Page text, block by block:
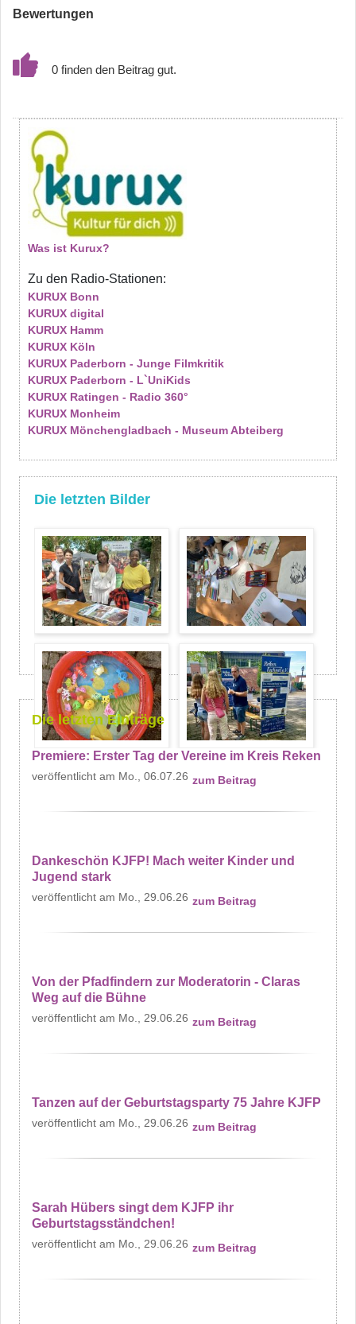
Bewertungen
0
Was ist Kurux?
Zu den Radio-Stationen:
KURUX Bonn
KURUX digital
KURUX Hamm
KURUX Köln
KURUX Paderborn - Junge Filmkritik
KURUX Paderborn - L`UniKids
KURUX Ratingen - Radio 360°
KURUX Monheim
KURUX Mönchengladbach - Museum Abteiberg
Die letzten Bilder
Die letzten Einträge
Premiere: Erster Tag der Vereine im Kreis Reken
Mo., 06.07.26 zum Beitrag
Dankeschön KJFP! Mach weiter Kinder und
Jugend stark
Mo., 29.06.26 zum Beitrag
Von der Pfadfindern zur Moderatorin - Claras
Weg auf die Bühne
Mo., 29.06.26 zum Beitrag
Tanzen auf der Geburtstagsparty 75 Jahre KJFP
Mo., 29.06.26 zum Beitrag
Sarah Hübers singt dem KJFP ihr
Geburtstagsständchen!
Mo., 29.06.26 zum Beitrag